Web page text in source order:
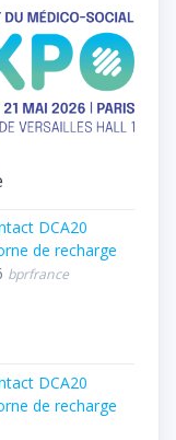
DCA20
de recharge
bprfrance
DCA20
de recharge